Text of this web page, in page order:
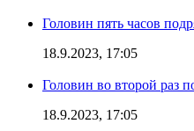
Головин пять часов
18.9.2023, 17:05
Головин во второй раз
18.9.2023, 17:05